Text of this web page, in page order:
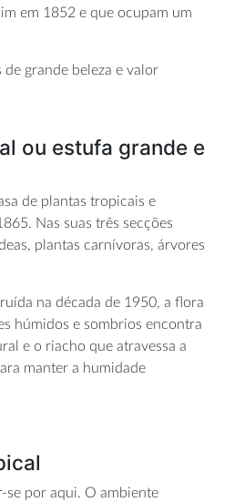
em 1852 e que ocupam um
de grande beleza e valor
ou estufa grande e
de plantas tropicais e
Nas suas três secções
plantas carnívoras, árvores
na década de 1950, a flora
húmidos e sombrios encontra
e o riacho que atravessa a
manter a humidade
se por aqui. O ambiente